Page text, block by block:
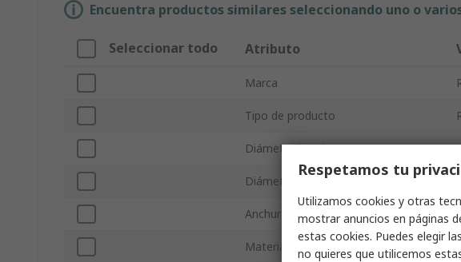
Encuentra productos similares seleccionando uno o
Seleccionar todo Atributo
Marca
Tipo de producto
Diámetro interior
Diámetro exterior
Anchura del anillo
Material del anillo
Respetamos tu
Utilizamos cookies y otras
mostrar anuncios en páginas
estas cookies. Puedes elegir
no quieres que utilicemos